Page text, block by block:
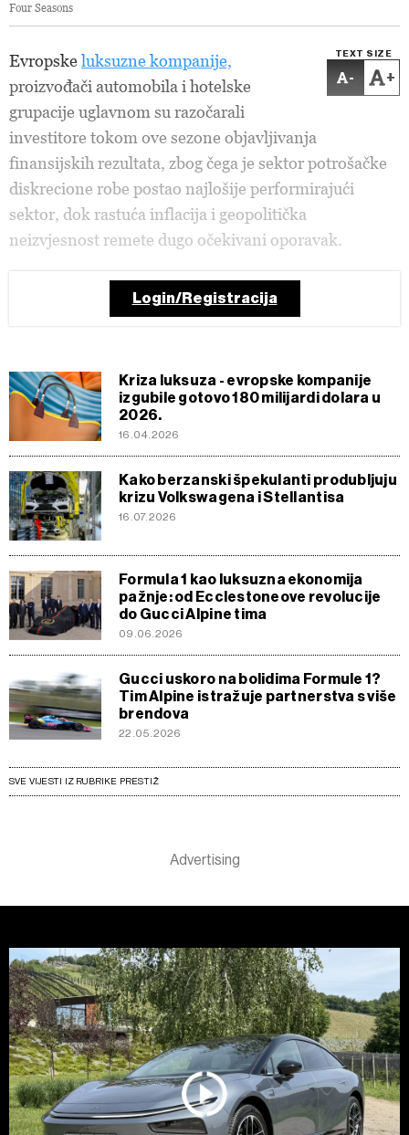
Four Seasons
TEXT SIZE
- +
Evropskeluksuzne kompanije,
proizvođači automobila i hotelske
grupacije uglavnom su razočarali
investitore tokom ove sezone objavljivanja
finansijskih rezultata, zbog čega je sektor potrošačke
diskrecione robe postao najlošije performirajući
sektor, dok rastuća inflacija i geopolitička
neizvjesnost remete dugo očekivani oporavak.
Login/Registracija
Kriza luksuza - evropske kompanije
izgubile gotovo 180 milijardi dolara u
2026.
16.04.2026
Kako berzanski špekulanti produbljuju
krizu Volkswagena i Stellantisa
16.07.2026
Formula 1 kao luksuzna ekonomija
pažnje: od Ecclestoneove revolucije
do Gucci Alpine tima
09.06.2026
Gucci uskoro na bolidima Formule 1?
Tim Alpine istražuje partnerstva s više
brendova
22.05.2026
SVE VIJESTI IZ RUBRIKE PRESTIŽ